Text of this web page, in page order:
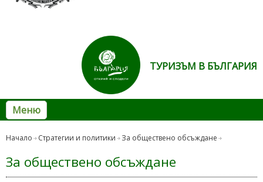
ТУРИЗЪМ В БЪЛГАРИЯ
Меню
Начало Стратегии и политики За обществено обсъждане
За обществено обсъждане